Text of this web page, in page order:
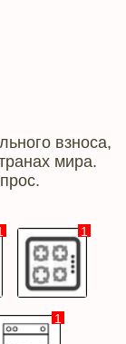
взноса,
мира.
1
1